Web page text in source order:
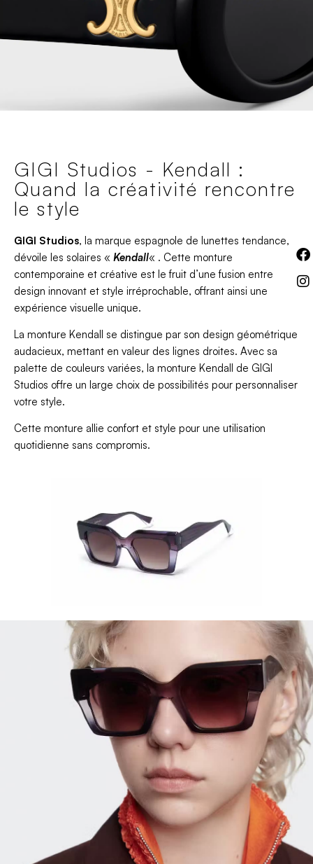
GIGI Studios - Kendall :
Quand la créativité rencontre
le style
GIGI Studios, la marque espagnole de lunettes tendance,
dévoile les solaires « Kendall« . Cette monture
contemporaine et créative est le fruit d’une fusion entre
design innovant et style irréprochable, offrant ainsi une
expérience visuelle unique.
La monture Kendall se distingue par son design géométrique
audacieux, mettant en valeur des lignes droites. Avec sa
palette de couleurs variées, la monture Kendall de GIGI
Studios offre un large choix de possibilités pour personnaliser
votre style.
Cette monture allie confort et style pour une utilisation
quotidienne sans compromis.